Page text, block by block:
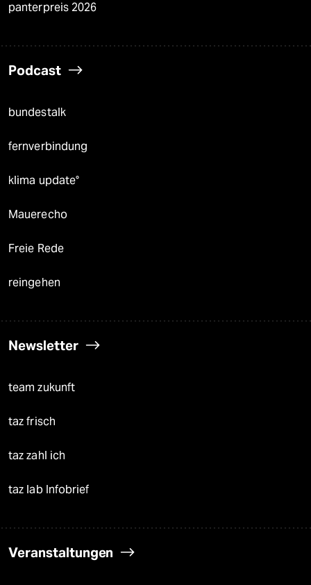
panterpreis 2026
Podcast
bundestalk
fernverbindung
klima update°
Mauerecho
Freie Rede
reingehen
Newsletter
team zukunft
taz frisch
taz zahl ich
taz lab Infobrief
Veranstaltungen